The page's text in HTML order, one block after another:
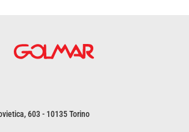
603 - 10135 Torino